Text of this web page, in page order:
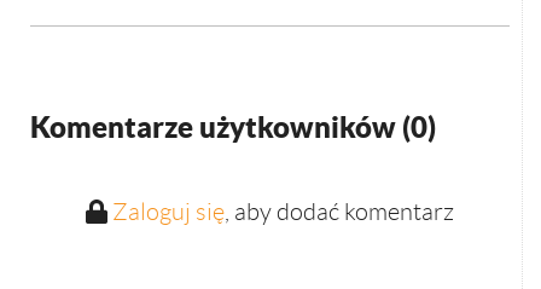
Komentarze użytkowników (0)
Zaloguj się, aby dodać komentarz